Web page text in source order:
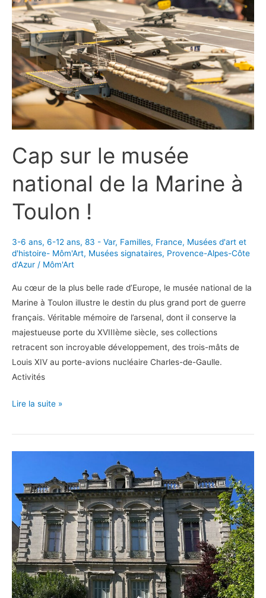
Cap sur le musée
national de la Marine à
Toulon !
3-6 ans, 6-12 ans, 83 - Var, Familles, France, Musées d'art et
d'histoire- Môm'Art, Musées signataires, Provence-Alpes-Côte
d'Azur / Môm'Art
Au cœur de la plus belle rade d’Europe, le musée national de la
Marine à Toulon illustre le destin du plus grand port de guerre
français. Véritable mémoire de l’arsenal, dont il conserve la
majestueuse porte du XVIIIème siècle, ses collections
retracent son incroyable développement, des trois-mâts de
Louis XIV au porte-avions nucléaire Charles-de-Gaulle.
Activités
Cap
le
la
Marine
à
Toulon !
Lire la suite »